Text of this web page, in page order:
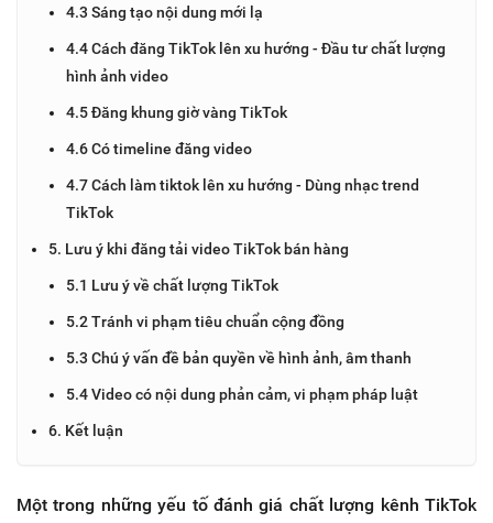
4.3 Sáng tạo nội dung mới lạ
4.4 Cách đăng TikTok lên xu hướng - Đầu tư chất lượng
hình ảnh video
4.5 Đăng khung giờ vàng TikTok
4.6 Có timeline đăng video
4.7 Cách làm tiktok lên xu hướng - Dùng nhạc trend
TikTok
5. Lưu ý khi đăng tải video TikTok bán hàng
5.1 Lưu ý về chất lượng TikTok
5.2 Tránh vi phạm tiêu chuẩn cộng đồng
5.3 Chú ý vấn đề bản quyền về hình ảnh, âm thanh
5.4 Video có nội dung phản cảm, vi phạm pháp luật
6. Kết luận
Một trong những yếu tố đánh giá chất lượng kênh TikTok